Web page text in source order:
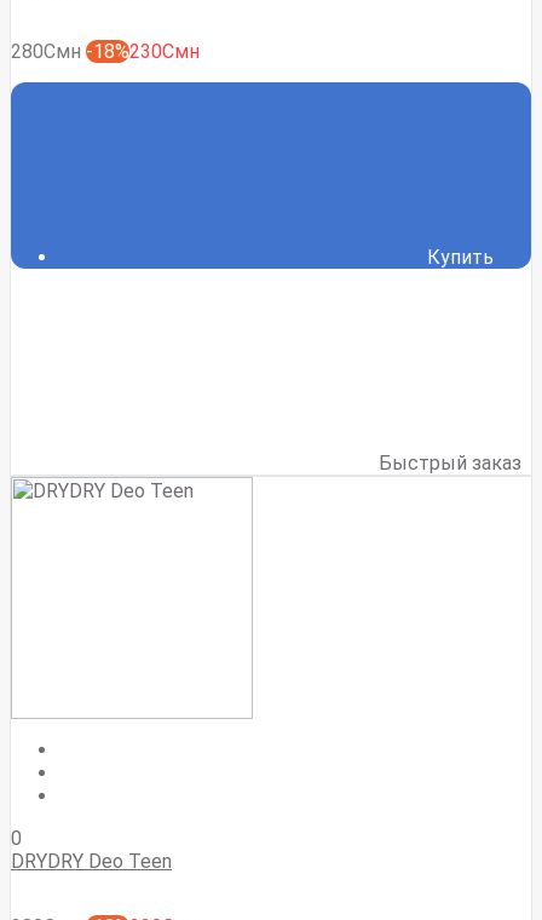
280Смн -18%230Смн
Купить
Быстрый заказ
0
DRYDRY Deo Teen